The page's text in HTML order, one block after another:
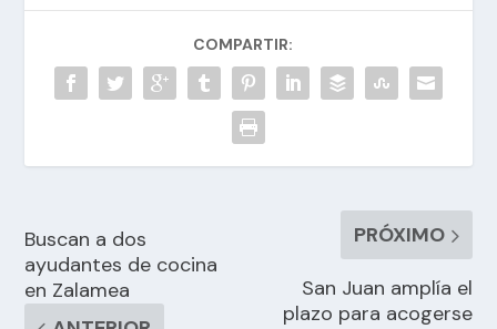
COMPARTIR:
Buscan a dos
ayudantes de cocina
en Zalamea
PRÓXIMO
San Juan amplía el
plazo para acogerse